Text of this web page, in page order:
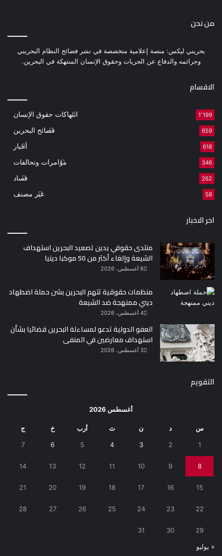
من نحن
بحريني ليكس: منصة إعلامية متخصصة في نشر فضائح النظام البحريني
وجرائمه والدفاع عن الحريات وحقوق الإنسان المنتهكة في البحرين.
الاقسام
انتهاكات حقوق الإنسان 1٬199
فضائح البحرين 659
أخبار 618
مؤامرات وتحالفات 346
فساد 262
غير مصنف 58
اخر الاخبار
منتدى حقوقي يدين تصعيد البحرين استهداف
الشيعة وإلغاء أكثر من 50 موكبا دينيا
6 أغسطس، 2026
منظمات حقوقية تتهم البحرين بشن حملة اضطهاد
ديني ممنهجة ضد الشيعة
4 أغسطس، 2026
العفو الدولية تدعو لمساءلة البحرين قضائيا بشأن
استهداف معارضين في المنفى
3 أغسطس، 2026
التقويم
أغسطس 2026
س د ن ث أرب خ ج
1
2
3
4
5
6
7
8
9
10
11
12
13
14
15
16
17
18
19
20
21
22
23
24
25
26
27
28
29
30
31
« يوليو